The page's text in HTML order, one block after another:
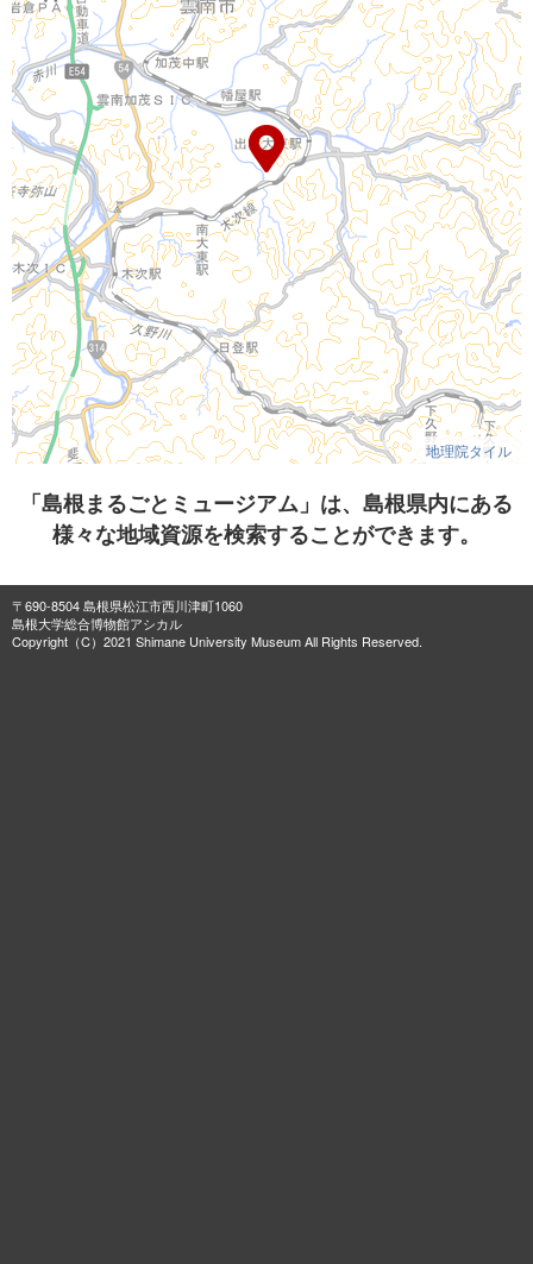
地理院タイル
「島根まるごとミュージアム」は、島根県内にある
様々な地域資源を検索することができます。
〒690-8504 島根県松江市西川津町1060
島根大学総合博物館アシカル
Copyright（C）2021 Shimane University Museum All Rights Reserved.